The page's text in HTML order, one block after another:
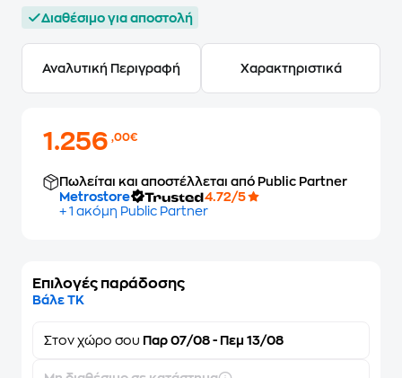
Διαθέσιμο για αποστολή
Αναλυτική Περιγραφή Χαρακτηριστικά
1.256,00€
Πωλείται και αποστέλλεται από Public Partner
Metrostore
4.72/5
+ 1 ακόμη Public Partner
Επιλογές παράδοσης
Βάλε ΤΚ
Στον χώρο σου Παρ 07/08 - Πεμ 13/08